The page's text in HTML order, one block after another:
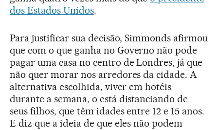
dos Estados Unidos.
Para justificar sua decisão, Simmonds afirmou
que com o que ganha no Governo não pode
pagar uma casa no centro de Londres, já que
não quer morar nos arredores da cidade. A
alternativa escolhida, viver em hotéis
durante a semana, o está distanciando de
seus filhos, que têm idades entre 12 e 15 anos.
E diz que a ideia de que eles não podem